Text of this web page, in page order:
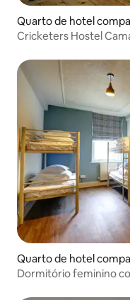
Quarto de hotel
Cricketers Hostel
Quarto de hotel
es
Dormitório feminino